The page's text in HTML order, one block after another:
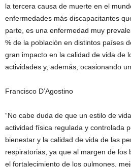
la tercera causa de muerte en el
enfermedades más discapacitantes
parte, es una enfermedad muy
% de la población en distintos países
gran impacto en la calidad de vida de
actividades y, además, ocasionando
Francisco D’Agostino
“No cabe duda de que un estilo de
actividad física regulada y controlada
bienestar y la calidad de vida de las
respiratorias, ya que al margen de los
el fortalecimiento de los pulmones,